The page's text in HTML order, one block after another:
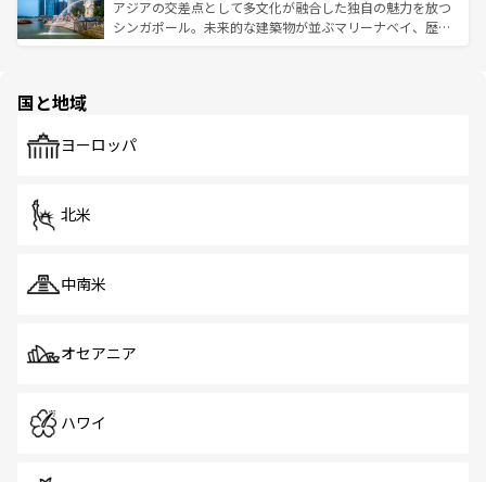
が待っている。親しみやすいタイの人々、仏教を中心とし
た文化、そして多様な観光資源が、訪れる旅人を魅了し続
ており、効率よく見どころを回れるのも魅力。息をのむよ
うな絶景から文化的な体験まで、香港を存分に楽しみ尽く
アジアの交差点として多文化が融合した独自の魅力を放つ
シンガポール。未来的な建築物が並ぶマリーナベイ、歴史
で、ホーカーズは地元の風情を楽しめる外せないスポット
国と地域
ヨーロッパ
北米
中南米
オセアニア
ハワイ